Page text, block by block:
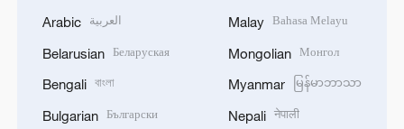
Arabic العربية
Belarusian Беларуская
Bengali বাংলা
Bulgarian Български
Malay Bahasa Melayu
Mongolian Монгол
Myanmar မြန်မာဘာသာ
Nepali नेपाली